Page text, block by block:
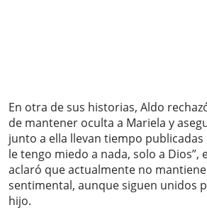
En otra de sus historias, Aldo
de mantener oculta a Mariela y
junto a ella llevan tiempo publicadas
le tengo miedo a nada, solo a Dios”,
aclaró que actualmente no
sentimental, aunque siguen unidos
hijo.